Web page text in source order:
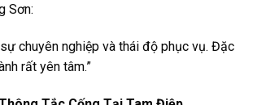
Sơn:
chuyên nghiệp và thái độ phục vụ. Đặc
rất yên tâm.”